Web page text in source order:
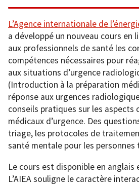
L’Agence internationale de
a développé un nouveau cours en
aux professionnels de santé les
compétences nécessaires pour
aux situations d’urgence
(Introduction à la préparation
réponse aux urgences
conseils pratiques sur les aspects
médicaux d’urgence. Des
triage, les protocoles de
santé mentale pour les personnes
Le cours est disponible en anglais
L’AIEA souligne le caractère